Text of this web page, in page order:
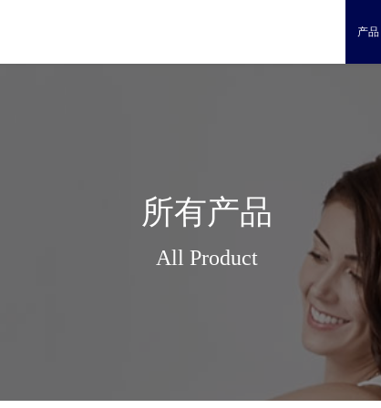
产品
所有产品
All Product